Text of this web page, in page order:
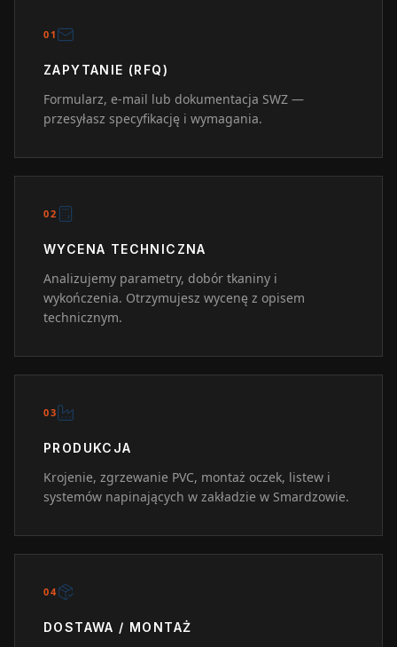
0 1
ZAPYTANIE (RFQ)
Formularz, e-mail lub dokumentacja SWZ —
przesyłasz specyfikację i wymagania.
02
WYCENA TECHNICZNA
Analizujemy parametry, dobór tkaniny i
wykończenia. Otrzymujesz wycenę z opisem
technicznym.
03
PRODUKCJA
Krojenie, zgrzewanie PVC, montaż oczek, listew i
systemów napinających w zakładzie w Smardzowie.
04
DOSTAWA / MONTAŻ